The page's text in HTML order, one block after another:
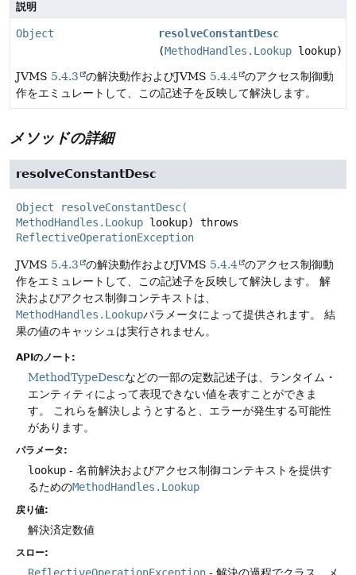
説明
Object
resolveConstantDesc
(MethodHandles.Lookup lookup)
JVMS 5.4.3 の解決動作およびJVMS 5.4.4 のアクセス制御動
作をエミュレートして、この記述子を反映して解決します。
メソッドの詳細
resolveConstantDesc
Object resolveConstantDesc(
MethodHandles.Lookup lookup)
throws
ReflectiveOperationException
JVMS 5.4.3 の解決動作およびJVMS 5.4.4 のアクセス制御動
作をエミュレートして、この記述子を反映して解決します。
解
決およびアクセス制御コンテキストは、
MethodHandles.Lookupパラメータによって提供されます。
結
果の値のキャッシュは実行されません。
APIのノート:
MethodTypeDescなどの一部の定数記述子は、ランタイム・
エンティティによって表現できない値を表すことができま
す。
これらを解決しようとすると、エラーが発生する可能性
があります。
パラメータ:
lookup - 名前解決およびアクセス制御コンテキストを提供す
るためのMethodHandles.Lookup
戻り値:
解決済定数値
スロー: